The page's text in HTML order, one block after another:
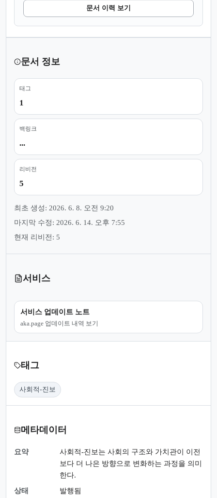
문서 이력 보기
문서 정보
태그
1
백링크
...
리비전
5
최초 생성: 2026. 6. 8. 오전 9:20
마지막 수정: 2026. 6. 14. 오후 7:55
현재 리비전: 5
서비스
서비스 업데이트 노트
aka.page 업데이트 내역 보기
태그
사회적-진보
메타데이터
요약
사회적-진보는 사회의 구조와 가치관이 이전
보다 더 나은 방향으로 변화하는 과정을 의미
한다.
상태
발행됨